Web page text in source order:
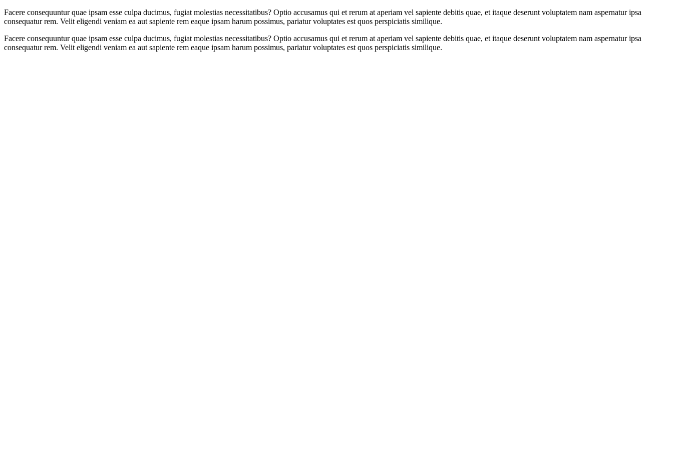
Facere consequuntur quae ipsam esse culpa ducimus, fugiat molestias necessitatibus? Optio accusamus qui et rerum at aperiam vel sapiente debitis quae, et itaque deserunt voluptatem nam aspernatur ipsa
consequatur rem. Velit eligendi veniam ea aut sapiente rem eaque ipsam harum possimus, pariatur voluptates est quos perspiciatis similique.
Facere consequuntur quae ipsam esse culpa ducimus, fugiat molestias necessitatibus? Optio accusamus qui et rerum at aperiam vel sapiente debitis quae, et itaque deserunt voluptatem nam aspernatur ipsa
consequatur rem. Velit eligendi veniam ea aut sapiente rem eaque ipsam harum possimus, pariatur voluptates est quos perspiciatis similique.